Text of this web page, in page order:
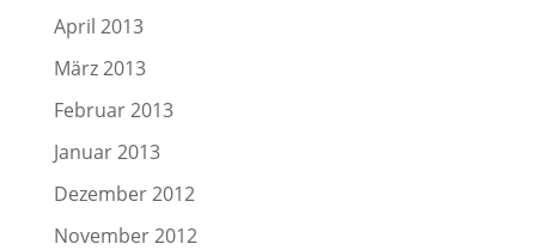
April 2013
März 2013
Februar 2013
Januar 2013
Dezember 2012
November 2012